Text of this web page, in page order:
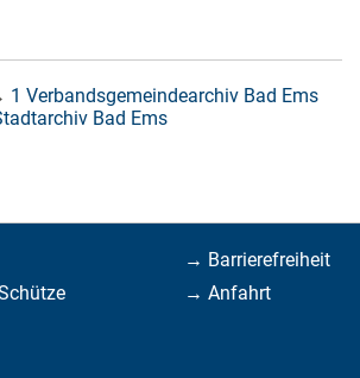
1 Verbandsgemeindearchiv Bad Ems
Bad Ems
→ Barrierefreiheit
→ Anfahrt